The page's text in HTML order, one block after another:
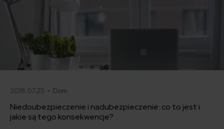
2018.07.25 • Dom
Niedoubezpieczenie i nadubezpieczenie: co to jest i
jakie są tego konsekwencje?